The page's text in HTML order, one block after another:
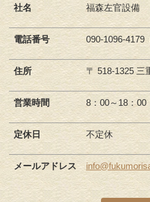
社名 福森左官設備
電話番号 090-1096-4179
住所 〒 518-1325 三
営業時間 8：00～18：00
定休日 不定休
メールアドレス